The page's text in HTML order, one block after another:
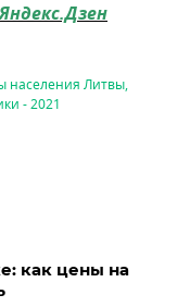
Яндекс.Дзен
населения Литвы,
- 2021
как цены на